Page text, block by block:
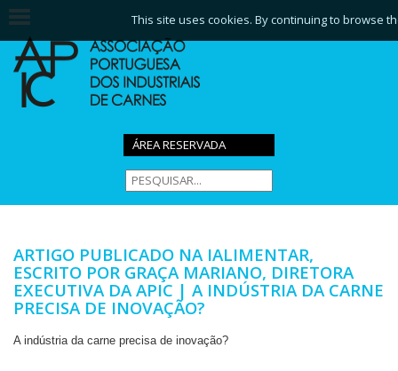
ÁREA RESERVADA
ARTIGO PUBLICADO NA IALIMENTAR,
ESCRITO POR GRAÇA MARIANO, DIRETORA
EXECUTIVA DA APIC | A INDÚSTRIA DA CARNE
PRECISA DE INOVAÇÃO?
A indústria da carne precisa de inovação?
This site uses cookies. By continuing to browse